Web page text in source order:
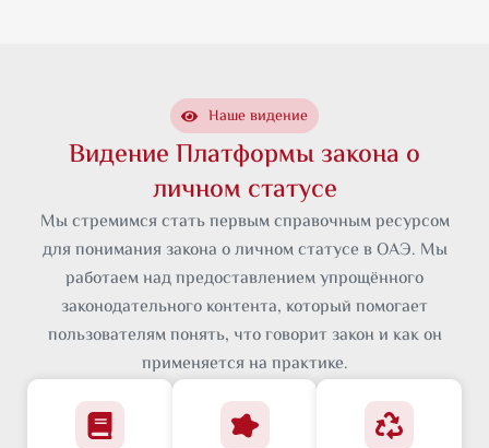
Наше видение
Видение Платформы закона о
личном статусе
Мы стремимся стать первым справочным ресурсом
для понимания закона о личном статусе в ОАЭ. Мы
работаем над предоставлением упрощённого
законодательного контента, который помогает
пользователям понять, что говорит закон и как он
применяется на практике.